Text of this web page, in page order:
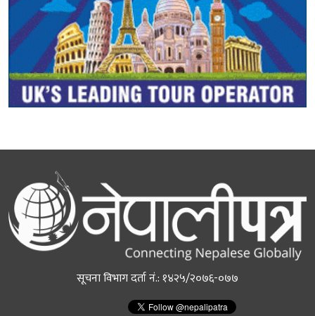
सूचना विभाग दर्ता नं.: १४२५/२०७६-०७७